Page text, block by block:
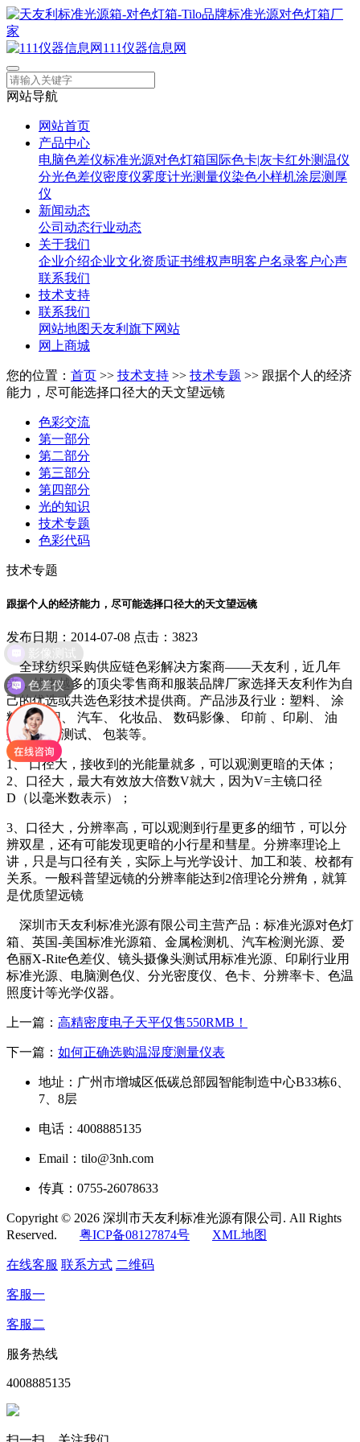
111仪器信息网
网站导航
网站首页
产品中心
电脑色差仪标准光源对色灯箱国际色卡|灰卡红外测温仪
分光色差仪密度仪雾度计光测量仪染色小样机涂层测厚
仪
新闻动态
公司动态行业动态
关于我们
企业介绍企业文化资质证书维权声明客户名录客户心声
联系我们
技术支持
联系我们
网站地图天友利旗下网站
网上商城
您的位置： 首页 >> 技术支持 >> 技术专题 >> 跟据个人的经济
能力，尽可能选择口径大的天文望远镜
色彩交流
第一部分
第二部分
第三部分
第四部分
光的知识
技术专题
色彩代码
技术专题
跟据个人的经济能力，尽可能选择口径大的天文望远镜
发布日期：2014-07-08 点击：3823
全球纺织采购供应链色彩解决方案商——天友利，近几年
来，越来越多的顶尖零售商和服装品牌厂家选择天友利作为自
己的优选或共选色彩技术提供商。产品涉及行业：塑料、 涂
料、 纺织、 汽车、 化妆品、 数码影像、 印前 、印刷、 油
墨、 色觉测试、 包装等。
1、 口径大，接收到的光能量就多，可以观测更暗的天体；
2、口径大，最大有效放大倍数V就大，因为V=主镜口径
D（以毫米数表示）；
3、口径大，分辨率高，可以观测到行星更多的细节，可以分
辨双星，还有可能发现更暗的小行星和彗星。分辨率理论上
讲，只是与口径有关，实际上与光学设计、加工和装、校都有
关系。一般科普望远镜的分辨率能达到2倍理论分辨角，就算
是优质望远镜
深圳市天友利标准光源有限公司主营产品：标准光源对色灯
箱、英国-美国标准光源箱、金属检测机、汽车检测光源、爱
色丽X-Rite色差仪、镜头摄像头测试用标准光源、印刷行业用
标准光源、电脑测色仪、分光密度仪、色卡、分辨率卡、色温
照度计等光学仪器。
上一篇： 高精密度电子天平仅售550RMB！
下一篇： 如何正确选购温湿度测量仪表
地址：广州市增城区低碳总部园智能制造中心B33栋6、
7、8层
电话：4008885135
Email：tilo@3nh.com
传真：0755-26078633
Copyright © 2026 深圳市天友利标准光源有限公司. All Rights
Reserved. 粤ICP备08127874号 XML地图
在线客服 联系方式 二维码
客服一
客服二
服务热线
4008885135
色差仪
影像测试